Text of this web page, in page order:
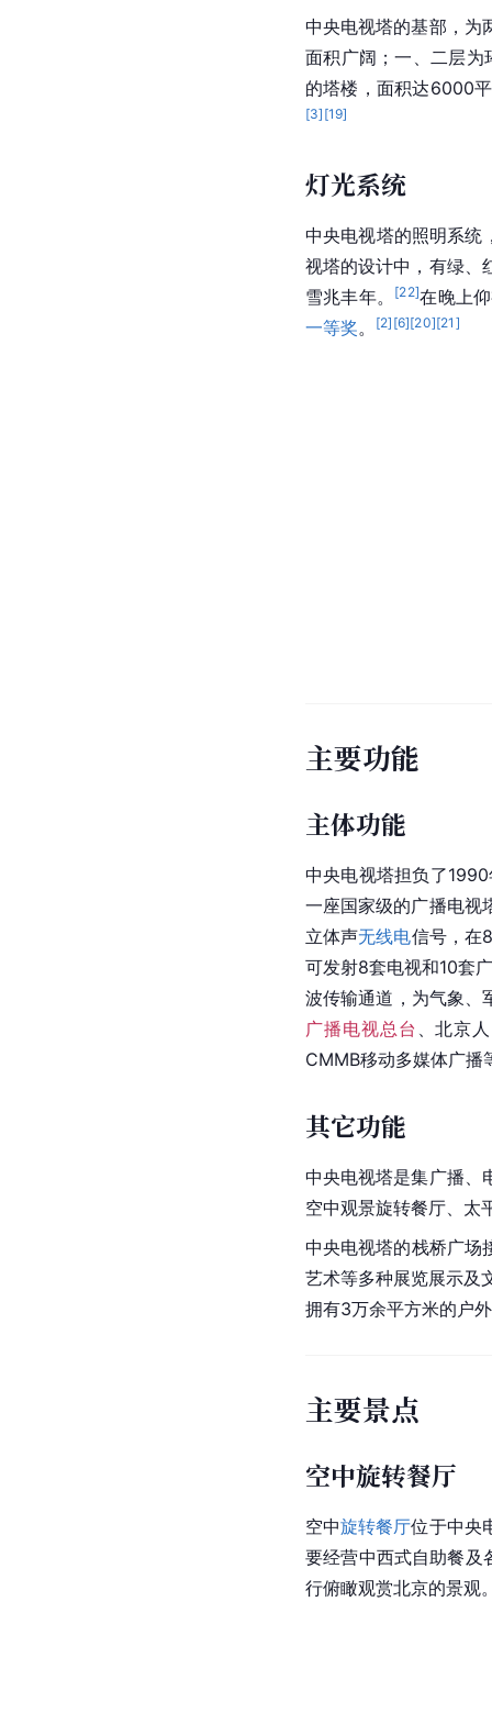
中央电视塔的基部，为
面积广阔；一、二层为
的塔楼，面积达6000
[3] [19]
灯光系统
中央电视塔的照明系统
视塔的设计中，有绿、
雪兆丰年。
[22]在晚上
一等奖。 [2] [6][20][21 ]
主要功能
主体功能
中央电视塔担负了1990
一座国家级的广播电视
立体声无线电信号，在
可发射8套电视和10套
波传输通道，为气象、
广播电视总台 、北京
CMMB移动多媒体广播
其它功能
中央电视塔是集广播、
空中观景旋转餐厅
太
中央电视塔的栈桥广场
艺术等多种展览展示及
拥有3万余平方米的户
主要景点
空中旋转餐厅
空中旋转餐厅位于中央
要经营中西式自助餐及
行俯瞰观赏北京的景观